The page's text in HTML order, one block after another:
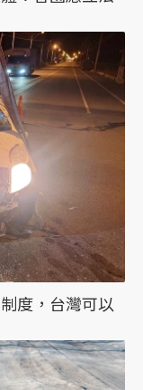
度，台灣可以